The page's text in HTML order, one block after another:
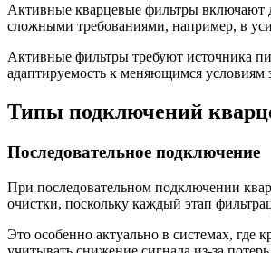
Активные кварцевые фильтры включают
сложными требованиями, например, в
Активные фильтры требуют источника
адаптируемость к меняющимся условиям
Типы подключений
Последовательное подключение
При последовательном подключении
очистки, поскольку каждый этап
Это особенно актуально в системах, где